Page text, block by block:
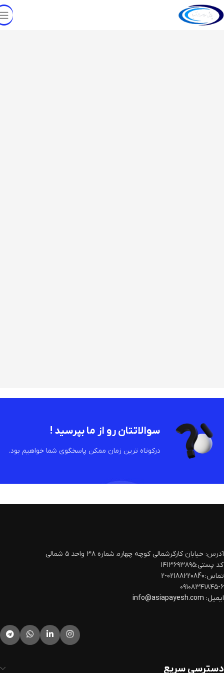
سوالاتتان رو از ما بپرسید !
درکوتاه ترین زمان ممکن پاسخگوی شما خواهیم بود.
آدرس: خیابان کارگرشمالی کوچه چهارم‍ شماره ۳۸ واحد ۵ شمالی
کد پستی:۱۴۱۳۶۹۳۸۹۵
تماس: 02188220840-2
۰۹۱۰۸۳۴۱۸۴۵-۶
ایمیل:
دسترسی سریع